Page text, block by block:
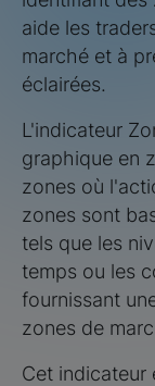
aide les
marché et à
éclairées.
L'indicateur
graphique en
zones où
zones sont
tels que les
temps ou les
fournissant
zones de
Cet indicateur